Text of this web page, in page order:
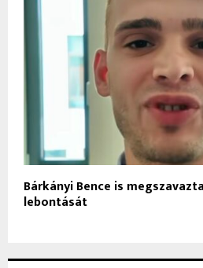
Bárkányi Bence is
lebontását